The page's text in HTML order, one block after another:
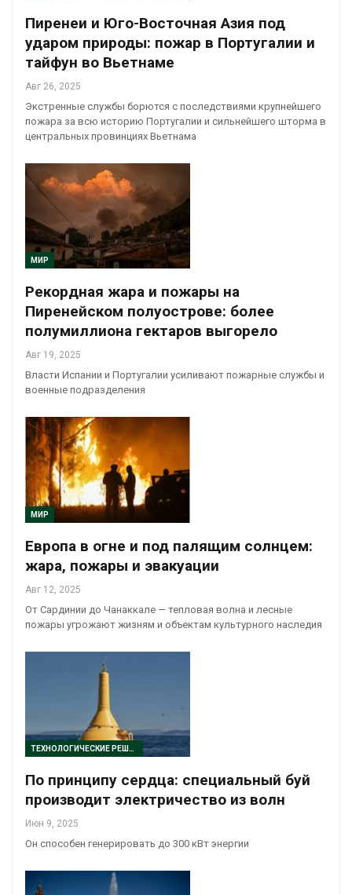
Пиренеи и Юго-Восточная Азия под
ударом природы: пожар в Португалии и
тайфун во Вьетнаме
Авг 26, 2025
Экстренные службы борются с последствиями крупнейшего
пожара за всю историю Португалии и сильнейшего шторма в
центральных провинциях Вьетнама
МИР
Рекордная жара и пожары на
Пиренейском полуострове: более
полумиллиона гектаров выгорело
Авг 19, 2025
Власти Испании и Португалии усиливают пожарные службы и
военные подразделения
МИР
Европа в огне и под палящим солнцем:
жара, пожары и эвакуации
Авг 12, 2025
От Сардинии до Чанаккале — тепловая волна и лесные
пожары угрожают жизням и объектам культурного наследия
ТЕХНОЛОГИЧЕСКИЕ РЕШЕНИЯ
По принципу сердца: специальный буй
производит электричество из волн
Июн 9, 2025
Он способен генерировать до 300 кВт энергии